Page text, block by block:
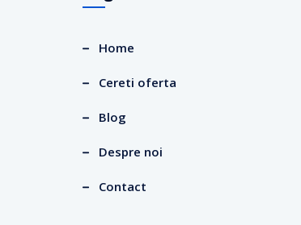
Home
Cereti oferta
Blog
Despre noi
Contact